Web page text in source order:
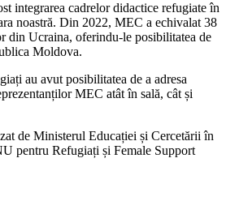
integrarea cadrelor didactice refugiate în
noastră. Din 2022, MEC a echivalat 38
din Ucraina, oferindu-le posibilitatea de
Moldova.
au avut posibilitatea de a adresa
MEC atât în sală, cât și
de Ministerul Educației și Cercetării în
pentru Refugiați și Female Support